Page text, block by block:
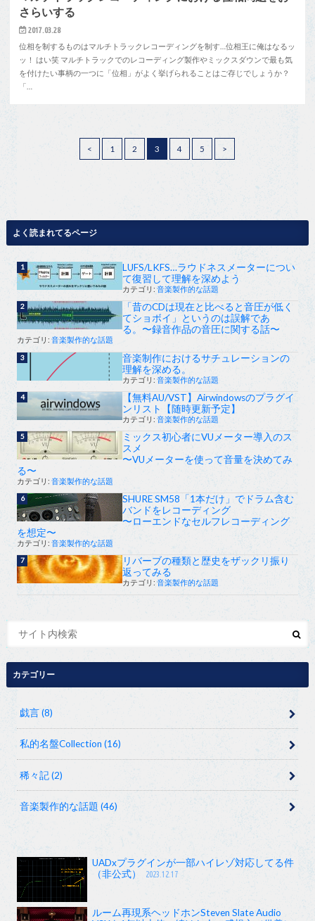
さらいする
2017.03.28
位相を制するものはマルチトラックレコーディングを制す…位相王に俺はなるッ
ッ！ はい笑 マルチトラックでのレコーディング製作やミックスダウンで最も気
を付けたい事柄の一つに「位相」がよく挙げられることはご存じでしょうか？
「…
< 1 2 3 4 5 >
よく読まれてるページ
LUFS/LKFS…ラウドネスメーターについ
て復習して理解を深めよう
カテゴリ: 音楽製作的な話題
「昔のCDは現在と比べると音圧が低く
てショボイ」というのは誤解であ
る。〜録音作品の音圧に関する話〜
カテゴリ: 音楽製作的な話題
音楽制作におけるサチュレーションの
理解を深める。
カテゴリ: 音楽製作的な話題
【無料AU/VST】Airwindowsのプラグイ
ンリスト【随時更新予定】
カテゴリ: 音楽製作的な話題
ミックス初心者にVUメーター導入のス
スメ
〜VUメーターを使って音量を決めてみ
る〜
カテゴリ: 音楽製作的な話題
SHURE SM58「1本だけ」でドラム含む
バンドをレコーディング
〜ローエンドなセルフレコーディング
を想定〜
カテゴリ: 音楽製作的な話題
リバーブの種類と歴史をザックリ振り
返ってみる
カテゴリ: 音楽製作的な話題
カテゴリー
戯言(8)
私的名盤Collection(16)
稀々記(2)
音楽製作的な話題(46)
UADxプラグインが一部ハイレゾ対応してる件
（非公式）
2023.12.17
ルーム再現系ヘッドホンSteven Slate Audio